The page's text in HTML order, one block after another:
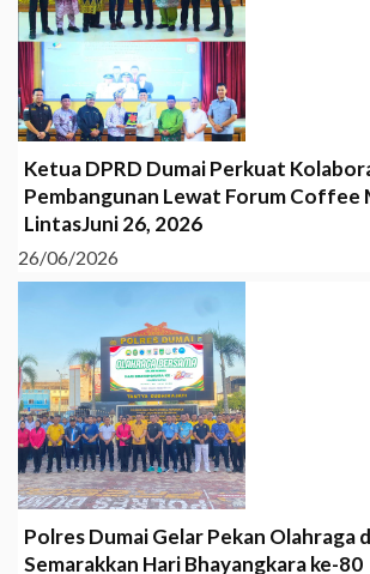
Ketua DPRD Dumai Perkuat
Pembangunan Lewat Forum Coffee
LintasJuni 26, 2026
26/06/2026
Polres Dumai Gelar Pekan Olahraga
Semarakkan Hari Bhayangkara ke-80